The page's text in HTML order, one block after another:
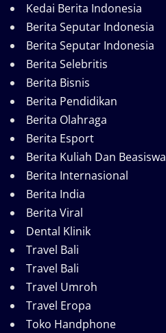
Kedai Berita Indonesia
Berita Seputar Indonesia
Berita Seputar Indonesia
Berita Selebritis
Berita Bisnis
Berita Pendidikan
Berita Olahraga
Berita Esport
Berita Kuliah Dan Beasiswa
Berita Internasional
Berita India
Berita Viral
Dental Klinik
Travel Bali
Travel Bali
Travel Umroh
Travel Eropa
Toko Handphone